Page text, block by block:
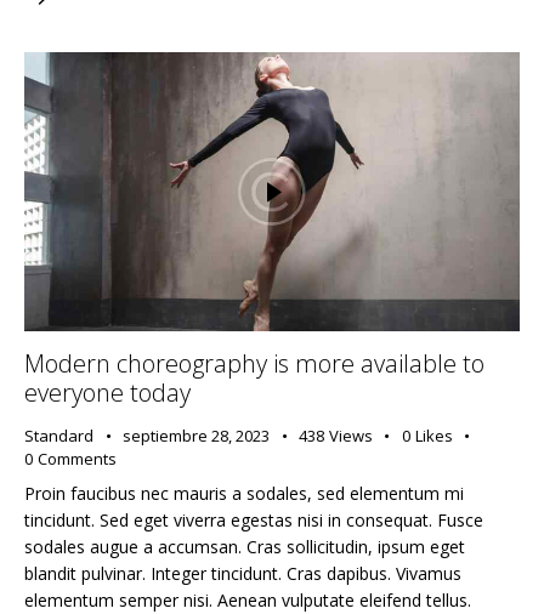
Modern choreography is more available to
everyone today
Standard septiembre 28, 2023 438 Views 0 Likes
0 Comments
Proin faucibus nec mauris a sodales, sed elementum mi
tincidunt. Sed eget viverra egestas nisi in consequat. Fusce
sodales augue a accumsan. Cras sollicitudin, ipsum eget
blandit pulvinar. Integer tincidunt. Cras dapibus. Vivamus
elementum semper nisi. Aenean vulputate eleifend tellus.